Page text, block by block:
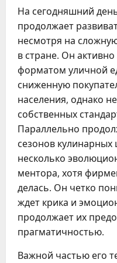
На сегодняшний
продолжает
несмотря на
в стране. Он
форматом уличной
сниженную
населения, однако
собственных
Параллельно
сезонов кулинарных
несколько
ментора, хотя
делась. Он четко
ждет крика и
продолжает их
прагматичностью.
Важной частью его